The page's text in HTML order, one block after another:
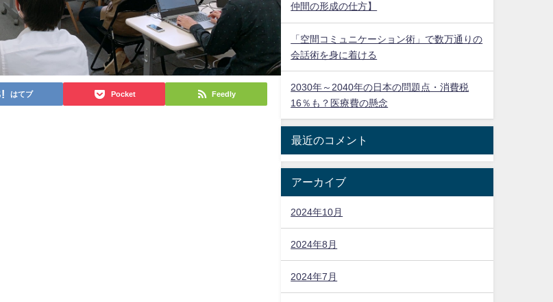
はてブ Pocket Feedly
仲間の形成の仕方】
「空間コミュニケーション術」で数万通りの
会話術を身に着ける
2030年～2040年の日本の問題点・消費税
16％も？医療費の懸念
最近のコメント
アーカイブ
2024年10月
2024年8月
2024年7月